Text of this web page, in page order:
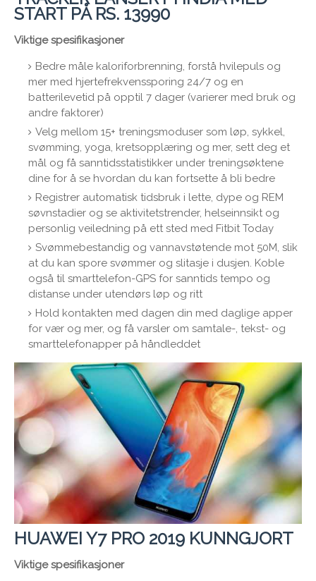
START PÅ RS. 13990
Viktige spesifikasjoner
Bedre måle kaloriforbrenning, forstå hvilepuls og
mer med hjertefrekvenssporing 24/7 og en
batterilevetid på opptil 7 dager (varierer med bruk og
andre faktorer)
Velg mellom 15+ treningsmoduser som løp, sykkel,
svømming, yoga, kretsopplæring og mer, sett deg et
mål og få sanntidsstatistikker under treningsøktene
dine for å se hvordan du kan fortsette å bli bedre
Registrer automatisk tidsbruk i lette, dype og REM
søvnstadier og se aktivitetstrender, helseinnsikt og
personlig veiledning på ett sted med Fitbit Today
Svømmebestandig og vannavstøtende mot 50M, slik
at du kan spore svømmer og slitasje i dusjen. Koble
også til smarttelefon-GPS for sanntids tempo og
distanse under utendørs løp og ritt
Hold kontakten med dagen din med daglige apper
for vær og mer, og få varsler om samtale-, tekst- og
smarttelefonapper på håndleddet
HUAWEI Y7 PRO 2019 KUNNGJORT
Viktige spesifikasjoner